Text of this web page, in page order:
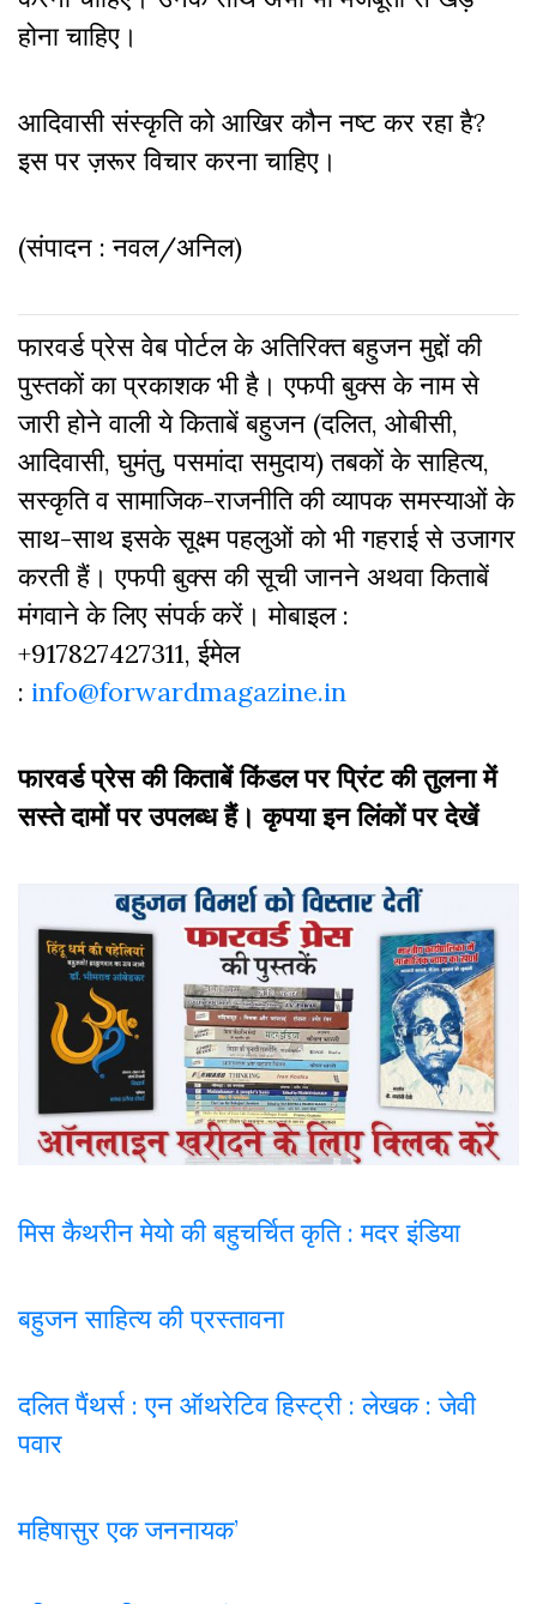
होना चाहिए।
आदिवासी संस्कृति को आखिर कौन नष्ट कर रहा है?
इस पर ज़रूर विचार करना चाहिए।
(संपादन : नवल/अनिल)
फारवर्ड प्रेस वेब पोर्टल के अतिरिक्‍त बहुजन मुद्दों की
पुस्‍तकों का प्रकाशक भी है। एफपी बुक्‍स के नाम से
जारी होने वाली ये किताबें बहुजन (दलित, ओबीसी,
आदिवासी, घुमंतु, पसमांदा समुदाय) तबकों के साहित्‍य,
सस्‍क‍ृति व सामाजिक-राजनीति की व्‍यापक समस्‍याओं के
साथ-साथ इसके सूक्ष्म पहलुओं को भी गहराई से उजागर
करती हैं। एफपी बुक्‍स की सूची जानने अथवा किताबें
मंगवाने के लिए संपर्क करें। मोबाइल :
+917827427311, ईमेल
: info@forwardmagazine.in
फारवर्ड प्रेस की किताबें किंडल पर प्रिंट की तुलना में
सस्ते दामों पर उपलब्ध हैं। कृपया इन लिंकों पर देखें
मिस कैथरीन मेयो की बहुचर्चित कृति : मदर इंडिया
बहुजन साहित्य की प्रस्तावना
दलित पैंथर्स : एन ऑथरेटिव हिस्ट्री : लेखक : जेवी
पवार
महिषासुर एक जननायक’